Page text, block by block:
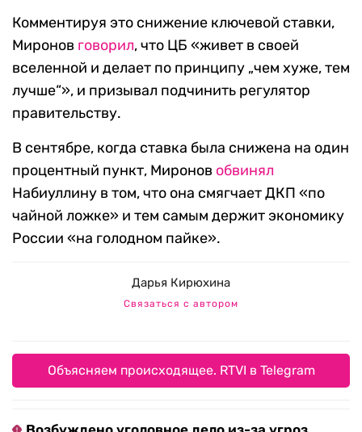
Комментируя это снижение ключевой ставки,
Миронов говорил, что ЦБ «живет в своей
вселенной и делает по принципу „чем хуже, тем
лучше“», и призывал подчинить регулятор
правительству.
В сентябре, когда ставка была снижена на один
процентный пункт, Миронов обвинял
Набиуллину в том, что она смягчает ДКП «по
чайной ложке» и тем самым держит экономику
России «на голодном пайке».
Дарья Кирюхина
Связаться с автором
Объясняем происходящее. RTVI в Telegram